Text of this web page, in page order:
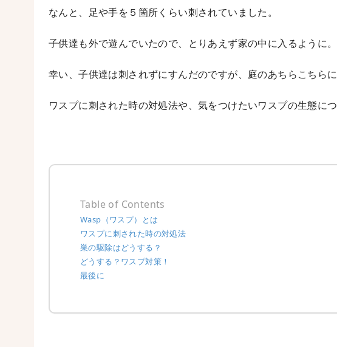
なんと、足や手を５箇所くらい刺されていました。
子供達も外で遊んでいたので、とりあえず家の中に入るように。
幸い、子供達は刺されずにすんだのですが、庭のあちらこちら
ワスプに刺された時の対処法や、気をつけたいワスプの生態につ
Table of Contents
Wasp（ワスプ）とは
ワスプに刺された時の対処法
巣の駆除はどうする？
どうする？ワスプ対策！
最後に